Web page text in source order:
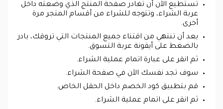
تستطيع الآن أن تغادر صفحة المنتج الذي وضعته داخل
عربة الشراء، وتتوجه للشراء من أقسام المتجر مرة
أخرى.
بعد أن تنتهي من اقتناء جميع المنتجات التي تروقك، بادر
بالضغط على أيقونة عربة التسوق.
ثم انقر على عبارة اتمام عملية الشراء.
سوف تجد نفسك الآن في صفحة الشراء.
قم بتطبيق كود الخصم داخل الحقل الخاص.
ثم انقر على اتمام عملية الشراء.